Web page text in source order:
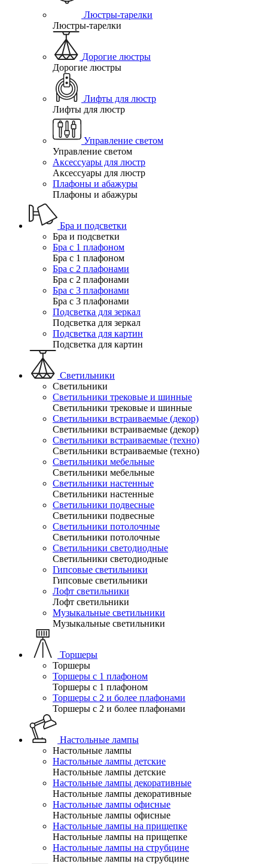
Люстры-тарелки
Люстры-тарелки
Дорогие люстры
Дорогие люстры
Лифты для люстр
Лифты для люстр
Управление светом
Управление светом
Аксессуары для люстр
Аксессуары для люстр
Плафоны и абажуры
Плафоны и абажуры
Бра и подсветки
Бра и подсветки
Бра с 1 плафоном
Бра с 1 плафоном
Бра с 2 плафонами
Бра с 2 плафонами
Бра с 3 плафонами
Бра с 3 плафонами
Подсветка для зеркал
Подсветка для зеркал
Подсветка для картин
Подсветка для картин
Светильники
Светильники
Светильники трековые и шинные
Светильники трековые и шинные
Светильники встраиваемые (декор)
Светильники встраиваемые (декор)
Светильники встраиваемые (техно)
Светильники встраиваемые (техно)
Светильники мебельные
Светильники мебельные
Светильники настенные
Светильники настенные
Светильники подвесные
Светильники подвесные
Светильники потолочные
Светильники потолочные
Светильники светодиодные
Светильники светодиодные
Гипсовые светильники
Гипсовые светильники
Лофт светильники
Лофт светильники
Музыкальные светильники
Музыкальные светильники
Торшеры
Торшеры
Торшеры с 1 плафоном
Торшеры с 1 плафоном
Торшеры с 2 и более плафонами
Торшеры с 2 и более плафонами
Настольные лампы
Настольные лампы
Настольные лампы детские
Настольные лампы детские
Настольные лампы декоративные
Настольные лампы декоративные
Настольные лампы офисные
Настольные лампы офисные
Настольные лампы на прищепке
Настольные лампы на прищепке
Настольные лампы на струбцине
Настольные лампы на струбцине